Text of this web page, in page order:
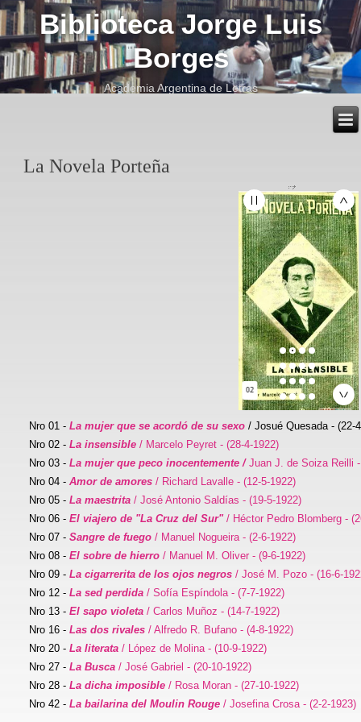
Biblioteca Jorge Luis
Borges
Academia Argentina de Letras
La Novela Porteña
02
Nro 01 -La mujer que se acordó de su sexo / Josué Quesada - (22-
Nro 02 -La insensible/ Marcelo Peyret - (28-4-1922)
Nro 03 -La mujer que peco inocentemente /Juan J. de Soiza Reilli
Nro 04 -Amor de amores/ Richard Lavalle - (12-5-1922)
Nro 05 -La maestrita/ José Antonio Saldías - (19-5-1922)
Nro 06 -El viajero de "La Cruz del Sur" / Héctor Pedro Blomberg -
Nro 07 -Sangre de fuego / Manuel Nogueira - (2-6-1922)
Nro 08 -El sobre de hierro/ Manuel M. Oliver - (9-6-1922)
Nro 09 -La cigarrerita de los ojos negros/ José M. Pozo - (16-6-
Nro 12 -La sed perdida/ Sofía Espíndola - (7-7-1922)
Nro 13 -El sapo violeta/ Carlos Muñoz - (14-7-1922)
Nro 16 -Las dos rivales/ Alfredo R. Bufano - (4-8-1922)
Nro 20 -La literata/ López de Molina - (10-9-1922)
Nro 27 -La Busca/ José Gabriel - (20-10-1922)
Nro 28 -La dicha imposible/ Rosa Moran - (27-10-1922)
Nro 42 -La bailarina del Moulin Rouge/ Josefina Crosa - (2-2-1923)